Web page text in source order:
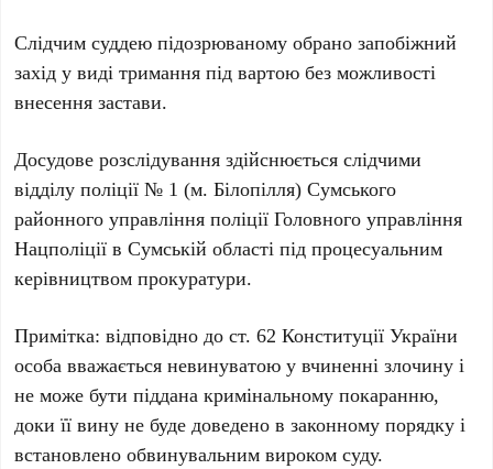
Слідчим суддею підозрюваному обрано запобіжний
захід у виді тримання під вартою без можливості
внесення застави.
Досудове розслідування здійснюється слідчими
відділу поліції № 1 (м. Білопілля) Сумського
районного управління поліції Головного управління
Нацполіції в Сумській області під процесуальним
керівництвом прокуратури.
Примітка: відповідно до ст. 62 Конституції України
особа вважається невинуватою у вчиненні злочину і
не може бути піддана кримінальному покаранню,
доки її вину не буде доведено в законному порядку і
встановлено обвинувальним вироком суду.